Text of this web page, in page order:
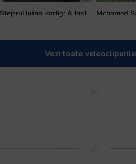
Stejarul Iulian Hartig: A fost un turneu care a unit mai mult echipa
Vezi toate videoclipurile